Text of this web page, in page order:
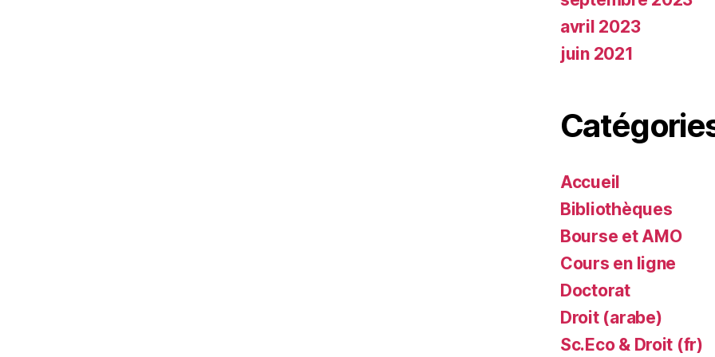
avril 2023
juin 2021
Accueil
Bibliothèques
Bourse et AMO
Cours en ligne
Doctorat
Droit (arabe)
Sc.Eco & Droit (fr)